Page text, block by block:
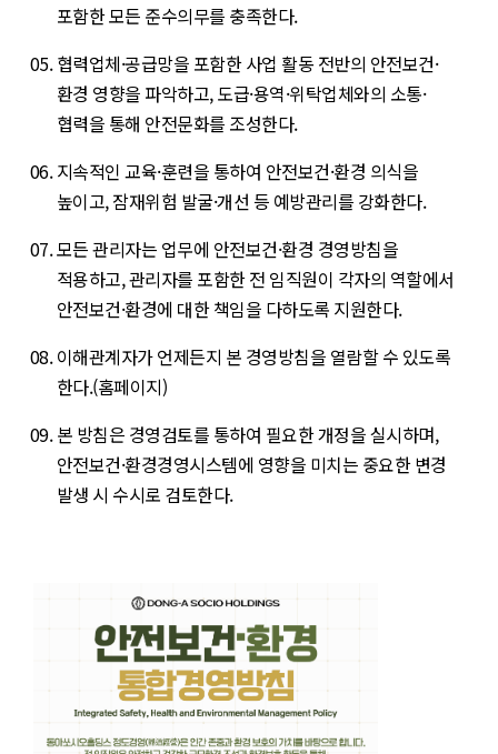
포함한 모든 준수의무를 충족한다.
협력업체·공급망을 포함한 사업 활동 전반의 안전보건·
환경 영향을 파악하고, 도급·용역·위탁업체와의 소통·
협력을 통해 안전문화를 조성한다.
지속적인 교육·훈련을 통하여 안전보건·환경 의식을
높이고, 잠재위험 발굴·개선 등 예방관리를 강화한다.
모든 관리자는 업무에 안전보건·환경 경영방침을
적용하고, 관리자를 포함한 전 임직원이 각자의 역할에서
안전보건·환경에 대한 책임을 다하도록 지원한다.
이해관계자가 언제든지 본 경영방침을 열람할 수 있도록
한다.(홈페이지)
본 방침은 경영검토를 통하여 필요한 개정을 실시하며,
안전보건·환경경영시스템에 영향을 미치는 중요한 변경
발생 시 수시로 검토한다.